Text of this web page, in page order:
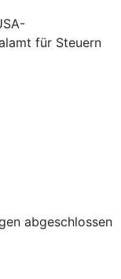
für Steuern
abgeschlossen